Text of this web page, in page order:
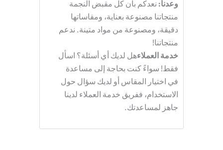
وعدنا: نعدكم بأن كل مقبض النجمة
منتجاتنا مصنوعة بعناية، ومقاساتها
دقيقة، ومصنوعة من مواد متينة. ندعم
منتجاتنا!
خدمة العملاءهل لديك أي أسئلة؟ اسأل
فقط! سواءً كنت بحاجة إلى مساعدة
في اختيار المقاس أو لديك سؤال حول
الاستخدام، ففريق خدمة العملاء لدينا
جاهز لمساعدتك.